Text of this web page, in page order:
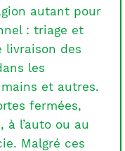
autant pour
: triage et
livraison des
les
et autres.
fermées,
l’auto ou au
Malgré ces